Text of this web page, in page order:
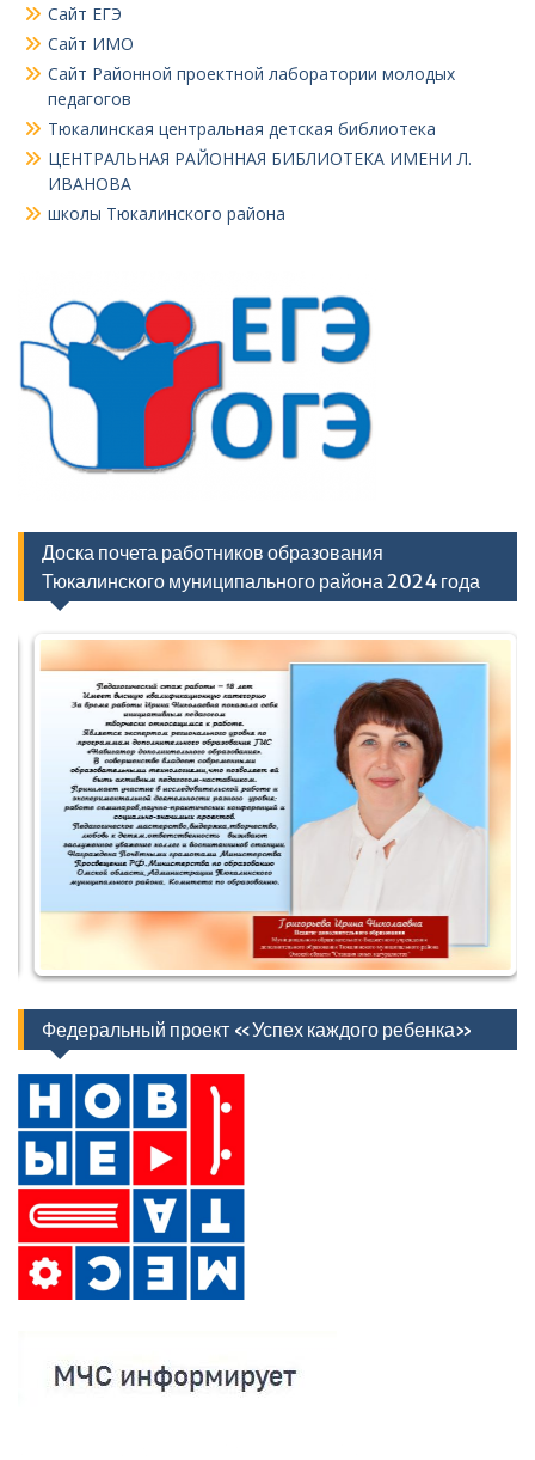
Сайт ЕГЭ
Сайт ИМО
Сайт Районной проектной лаборатории молодых
педагогов
Тюкалинская центральная детская библиотека
ЦЕНТРАЛЬНАЯ РАЙОННАЯ БИБЛИОТЕКА ИМЕНИ Л.
ИВАНОВА
школы Тюкалинского района
Доска почета работников образования
Тюкалинского муниципального района 2024 года
Федеральный проект «Успех каждого ребенка»